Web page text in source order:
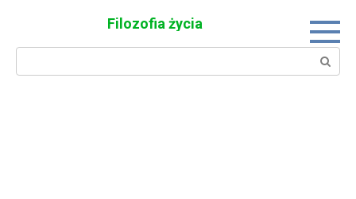
Filozofia życia
Search: